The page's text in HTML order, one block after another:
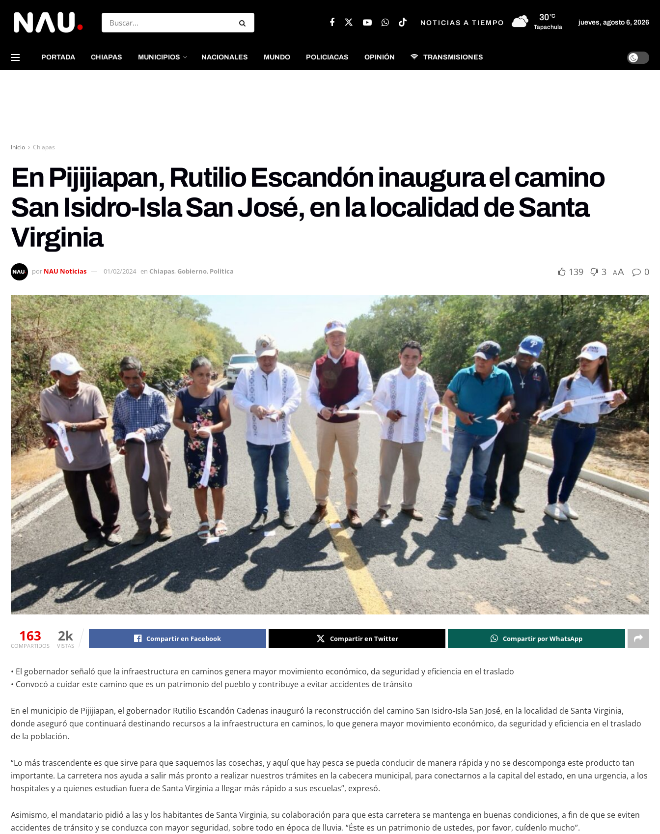
NOTICIAS A TIEMPO
30°C
Tapachula
jueves, agosto 6, 2026
PORTADA CHIAPAS MUNICIPIOS NACIONALES MUNDO POLICIACAS OPINIÓN TRANSMISIONES
Inicio Chiapas
En Pijijiapan, Rutilio Escandón inaugura el camino
San Isidro-Isla San José, en la localidad de Santa
Virginia
por NAU Noticias 01/02/2024 en Chiapas, Gobierno, Politica 139 3 AA 0
163
COMPARTIDOS
2k
VISTAS
Compartir en Facebook Compartir en Twitter Compartir por WhatsApp
• El gobernador señaló que la infraestructura en caminos genera mayor movimiento económico, da seguridad y eficiencia en el traslado
• Convocó a cuidar este camino que es un patrimonio del pueblo y contribuye a evitar accidentes de tránsito
En el municipio de Pijijiapan, el gobernador Rutilio Escandón Cadenas inauguró la reconstrucción del camino San Isidro-Isla San José, en la localidad de Santa Virginia,
donde aseguró que continuará destinando recursos a la infraestructura en caminos, lo que genera mayor movimiento económico, da seguridad y eficiencia en el traslado
de la población.
“Lo más trascendente es que sirve para que saquemos las cosechas, y aquí que hay pesca se pueda conducir de manera rápida y no se descomponga este producto tan
importante. La carretera nos ayuda a salir más pronto a realizar nuestros trámites en la cabecera municipal, para conectarnos a la capital del estado, en una urgencia, a los
hospitales y a quienes estudian fuera de Santa Virginia a llegar más rápido a sus escuelas”, expresó.
Asimismo, el mandatario pidió a las y los habitantes de Santa Virginia, su colaboración para que esta carretera se mantenga en buenas condiciones, a fin de que se eviten
accidentes de tránsito y se conduzca con mayor seguridad, sobre todo en época de lluvia. “Éste es un patrimonio de ustedes, por favor, cuídenlo mucho”.